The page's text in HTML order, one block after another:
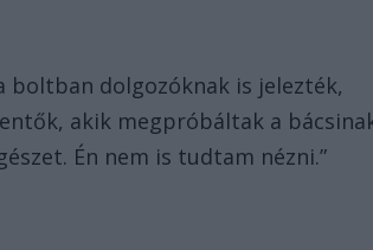
dolgozóknak is jelezték,
akik megpróbáltak a
Én nem is tudtam nézni.”